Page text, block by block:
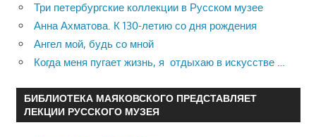
Три петербургские коллекции в Русском музее
Анна Ахматова. К 130-летию со дня рождения
Ангел мой, будь со мной
Когда меня пугает жизнь, я отдыхаю в искусстве …
БИБЛИОТЕКА МАЯКОВСКОГО ПРЕДСТАВЛЯЕТ
ЛЕКЦИИ РУССКОГО МУЗЕЯ